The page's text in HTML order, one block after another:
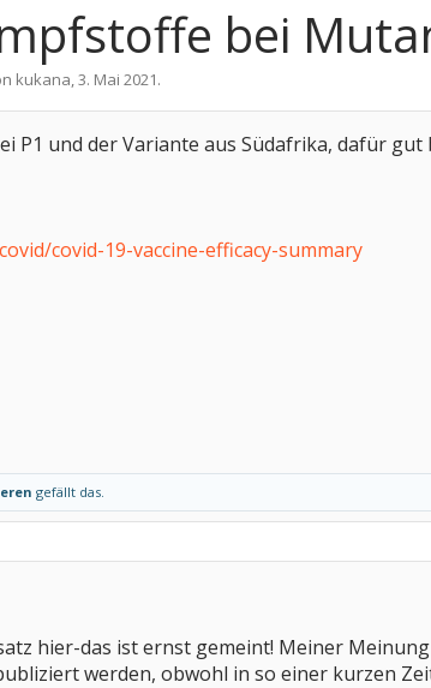
bei
kukana,3. Mai 2021.
P1 und der Variante aus Südafrika, dafür
covid-19-vaccine-efficacy-summary
gefällt das.
hier-das ist ernst gemeint! Meiner
werden, obwohl in so einer kurzen